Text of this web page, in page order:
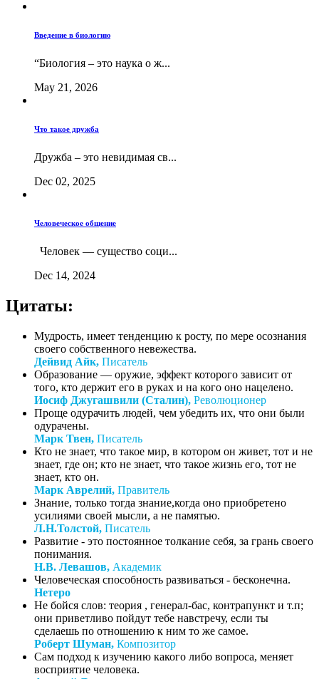
Введение в биологию
“Биология – это наука о ж...
May 21, 2026
Что такое дружба
Дружба – это невидимая св...
Dec 02, 2025
Человеческое общение
Человек — существо соци...
Dec 14, 2024
Цитаты:
Мудрость, имеет тенденцию к росту, по мере осознания
своего собственного невежества.
Дейвид Айк, Писатель
Образование — оружие, эффект которого зависит от
того, кто держит его в руках и на кого оно нацелено.
Иосиф Джугашвили (Сталин), Революционер
Проще одурачить людей, чем убедить их, что они были
одурачены.
Марк Твен, Писатель
Кто не знает, что такое мир, в котором он живет, тот и не
знает, где он; кто не знает, что такое жизнь его, тот не
знает, кто он.
Марк Аврелий, Правитель
Знание, только тогда знание,когда оно приобретено
усилиями своей мысли, а не памятью.
Л.Н.Толстой, Писатель
Развитие - это постоянное толкание себя, за грань своего
понимания.
Н.В. Левашов, Академик
Человеческая способность развиваться - бесконечна.
Нетеро
Не бойся слов: теория , генерал-бас, контрапункт и т.п;
они приветливо пойдут тебе навстречу, если ты
сделаешь по отношению к ним то же самое.
Роберт Шуман, Композитор
Сам подход к изучению какого либо вопроса, меняет
восприятие человека.